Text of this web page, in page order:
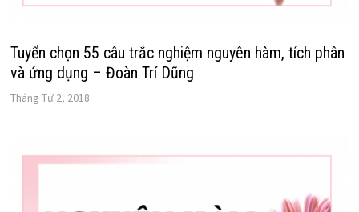
Tuyển chọn 55 câu trắc nghiệm nguyên hàm, tích phân
và ứng dụng – Đoàn Trí Dũng
Tháng Tư 2, 2018